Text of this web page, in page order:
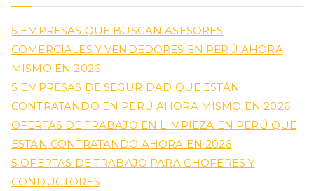
5 EMPRESAS QUE BUSCAN ASESORES
COMERCIALES Y VENDEDORES EN PERÚ AHORA
MISMO EN 2026
5 EMPRESAS DE SEGURIDAD QUE ESTÁN
CONTRATANDO EN PERÚ AHORA MISMO EN 2026
OFERTAS DE TRABAJO EN LIMPIEZA EN PERÚ QUE
ESTÁN CONTRATANDO AHORA EN 2026
5 OFERTAS DE TRABAJO PARA CHOFERES Y
CONDUCTORES